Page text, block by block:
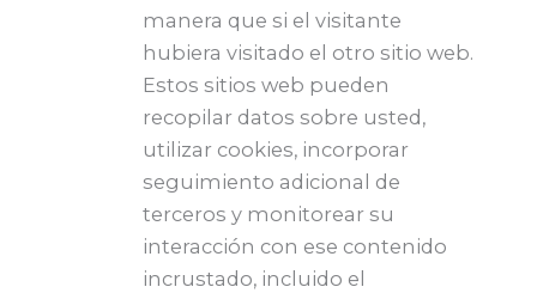
manera que si el visitante
hubiera visitado el otro sitio web.
Estos sitios web pueden
recopilar datos sobre usted,
utilizar cookies, incorporar
seguimiento adicional de
terceros y monitorear su
interacción con ese contenido
incrustado, incluido el